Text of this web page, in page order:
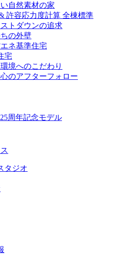
自然素材の家
許容応力度計算 全棟標準
トダウンの追求
の外壁
ネ基準住宅
宅
境へのこだわり
のアフターフォロー
周年記念モデル
タジオ